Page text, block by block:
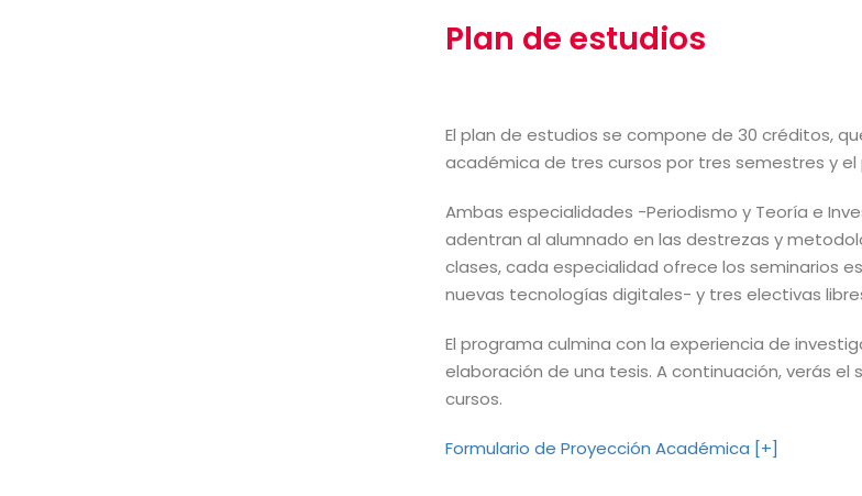
Plan de estudios
El plan de estudios se compone de 30 créditos,
académica de tres cursos por tres semestres y el
Ambas especialidades -Periodismo y Teoría e
adentran al alumnado en las destrezas y
clases, cada especialidad ofrece los seminarios
nuevas tecnologías digitales- y tres electivas
El programa culmina con la experiencia de
elaboración de una tesis. A continuación, verás
cursos.
Formulario de Proyección Académica [+]